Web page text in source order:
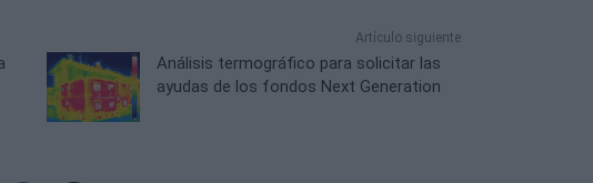
Artículo siguiente
Análisis termográfico para solicitar las
ayudas de los fondos Next Generation